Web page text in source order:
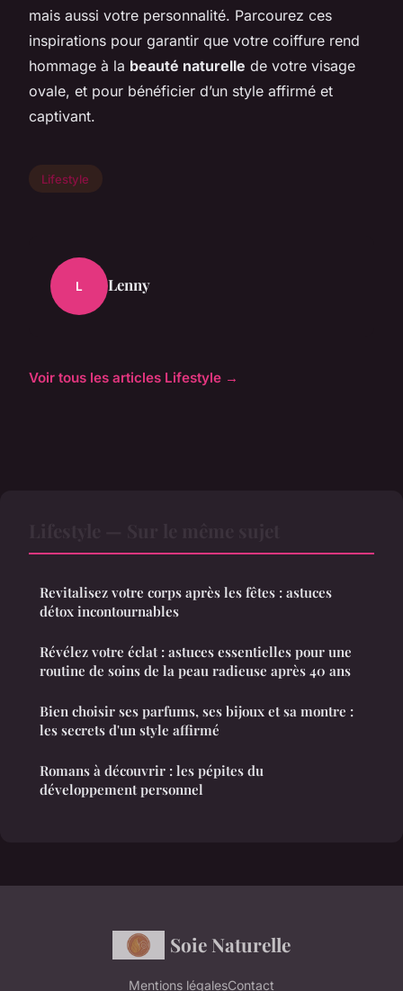
mais aussi votre personnalité. Parcourez ces
inspirations pour garantir que votre coiffure rend
hommage à la beauté naturelle de votre visage
ovale, et pour bénéficier d’un style affirmé et
captivant.
Lifestyle
L Lenny
Voir tous les articles Lifestyle →
Revitalisez votre corps après les fêtes : astuces
détox incontournables
Révélez votre éclat : astuces essentielles pour une
routine de soins de la peau radieuse après 40 ans
Bien choisir ses parfums, ses bijoux et sa montre :
les secrets d'un style affirmé
Romans à découvrir : les pépites du
développement personnel
Soie Naturelle
Mentions légalesContact